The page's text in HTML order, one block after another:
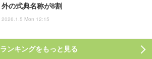
外の式典名称が8割
2026.1.5 Mon 12:15
ランキングをもっと見る